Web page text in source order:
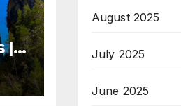
|
August 2025
July 2025
June 2025